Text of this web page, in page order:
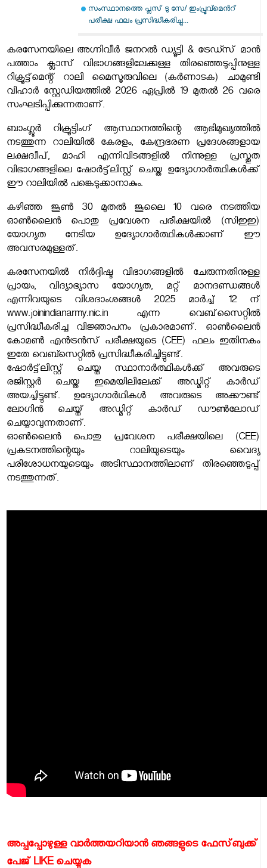
സംസ്ഥാനത്തെ പ്ലസ് ടു സേ/ ഇംപ്രൂവ്മെൻറ്
പരീക്ഷ ഫലം പ്രസിദ്ധീകരിച്ചു...
കരസേനയിലെ അഗ്നിവീർ ജനറൽ ഡ്യൂട്ടി & ട്രേഡ്സ് മാൻ
പത്താം ക്ലാസ് വിഭാഗങ്ങളിലേക്കുള്ള തിരഞ്ഞെടുപ്പിനുള്ള
റിക്രൂട്ട്മെന്റ് റാലി മൈസൂരുവിലെ (കർണാടക) ചാമുണ്ടി
വിഹാർ സ്റ്റേഡിയത്തിൽ 2026 ഏപ്രിൽ 19 മുതൽ 26 വരെ
സംഘടിപ്പിക്കുന്നതാണ്.
ബാംഗ്ലൂർ റിക്രൂട്ടിംഗ് ആസ്ഥാനത്തിന്റെ ആഭിമുഖ്യത്തിൽ
നടത്തുന്ന റാലിയിൽ കേരളം, കേന്ദ്രഭരണ പ്രദേശങ്ങളായ
ലക്ഷദ്വീപ്, മാഹി എന്നിവിടങ്ങളിൽ നിന്നുള്ള പ്രസ്തുത
വിഭാഗങ്ങളിലെ ഷോർട്ട്‌ലിസ്റ്റ് ചെയ്ത ഉദ്യോഗാർത്ഥികൾക്ക്
ഈ റാലിയിൽ പങ്കെടുക്കാനാകും.
കഴിഞ്ഞ ജൂൺ 30 മുതൽ ജൂലൈ 10 വരെ നടത്തിയ
ഓൺലൈൻ പൊതു പ്രവേശന പരീക്ഷയിൽ (സിഇഇ)
യോഗ്യത നേടിയ ഉദ്യോഗാർത്ഥികൾക്കാണ് ഈ
അവസരമുള്ളത്.
കരസേനയിൽ നിർദ്ദിഷ്ട വിഭാഗങ്ങളിൽ ചേരുന്നതിനുള്ള
പ്രായം, വിദ്യാഭ്യാസ യോഗ്യത, മറ്റ് മാനദണ്ഡങ്ങൾ
എന്നിവയുടെ വിശദാംശങ്ങൾ 2025 മാർച്ച് 12 ന്
www.joinindianarmy.nic.in എന്ന വെബ്‌സൈറ്റിൽ
പ്രസിദ്ധീകരിച്ച വിജ്ഞാപനം പ്രകാരമാണ്. ഓൺലൈൻ
കോമൺ എൻട്രൻസ് പരീക്ഷയുടെ (CEE) ഫലം ഇതിനകം
ഇതേ വെബ്സെറ്റിൽ പ്രസിദ്ധീകരിച്ചിട്ടുണ്ട്.
ഷോർട്ട്‌ലിസ്റ്റ് ചെയ്ത സ്ഥാനാർത്ഥികൾക്ക് അവരുടെ
രജിസ്റ്റർ ചെയ്ത ഇമെയിലിലേക്ക് അഡ്മിറ്റ് കാർഡ്
അയച്ചിട്ടുണ്ട്. ഉദ്യോഗാർഥികൾ അവരുടെ അക്കൗണ്ട്
ലോഗിൻ ചെയ്ത് അഡ്മിറ്റ് കാർഡ് ഡൗൺലോഡ്
ചെയ്യാവുന്നതാണ്.
ഓൺലൈൻ പൊതു പ്രവേശന പരീക്ഷയിലെ (CEE)
പ്രകടനത്തിന്റെയും റാലിയുടെയും വൈദ്യ
പരിശോധനയുടെയും അടിസ്ഥാനത്തിലാണ് തിരഞ്ഞെടുപ്പ്
നടത്തുന്നത്.
അപ്പപ്പോഴുള്ള വാര്‍ത്തയറിയാന്‍ ഞങ്ങളുടെ ഫേസ്‌ബുക്ക്‌
പേജ് LIKE ചെയ്യുക